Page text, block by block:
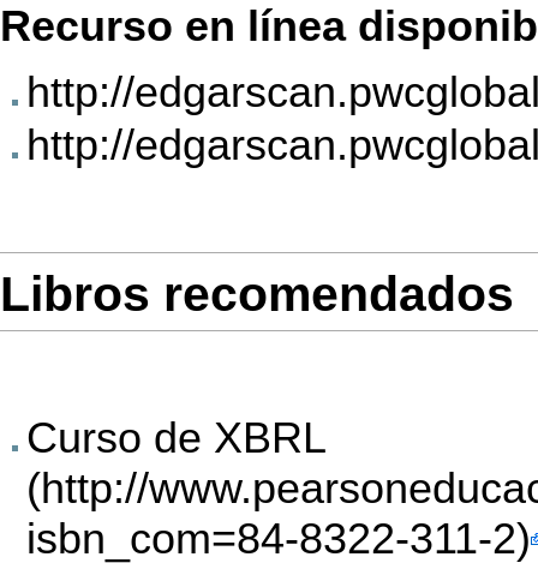
Recurso en línea
http://
http://
Libros recomendados
Curso de XBRL